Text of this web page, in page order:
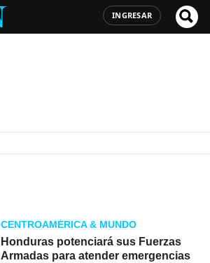
INGRESAR
CENTROAMÉRICA & MUNDO
Honduras potenciará sus Fuerzas
Armadas para atender emergencias